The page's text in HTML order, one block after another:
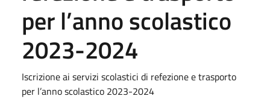
per l’anno scolastico
2023-2024
Iscrizione ai servizi scolastici di refezione e trasporto
per l’anno scolastico 2023-2024